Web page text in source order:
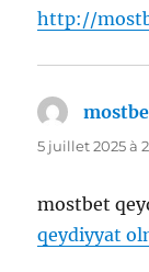
http://
5 juillet 2025 à
mostbet
qeydiyyat